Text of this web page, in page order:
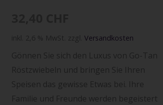
inkl. 2,6 % MwSt. zzgl.Versandkosten
Gönnen Sie sich den Luxus von Go-Tan
Röstzwiebeln und bringen Sie Ihren
Speisen das gewisse Etwas bei. Ihre
Familie und Freunde werden begeistert